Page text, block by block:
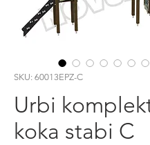
SKU: 60013EPZ-C
Urbi
koka stabi C